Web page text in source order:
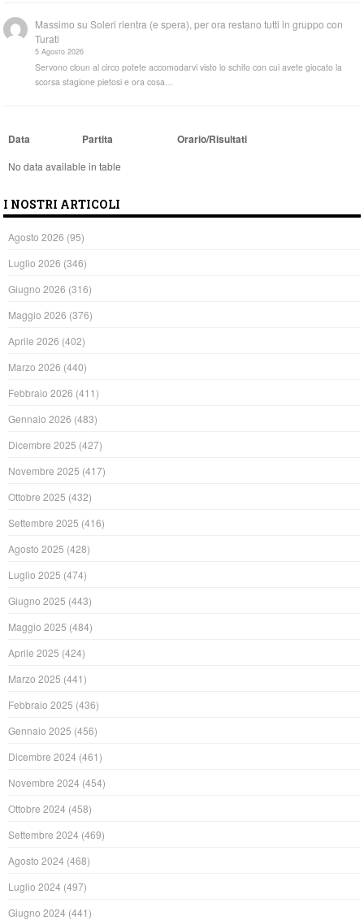
Massimo suSoleri rientra (e spera), per ora restano tutti in gruppo con
Turati
5 Agosto 2026
Servono cloun al circo potete accomodarvi visto lo schifo con cui avete giocato la
scorsa stagione pietosi e ora cosa…
Data Partita Orario/Risultati
No data available in table
I NOSTRI ARTICOLI
Agosto 2026 (95)
Luglio 2026 (346)
Giugno 2026 (316)
Maggio 2026 (376)
Aprile 2026 (402)
Marzo 2026 (440)
Febbraio 2026 (411)
Gennaio 2026 (483)
Dicembre 2025 (427)
Novembre 2025 (417)
Ottobre 2025 (432)
Settembre 2025 (416)
Agosto 2025 (428)
Luglio 2025 (474)
Giugno 2025 (443)
Maggio 2025 (484)
Aprile 2025 (424)
Marzo 2025 (441)
Febbraio 2025 (436)
Gennaio 2025 (456)
Dicembre 2024 (461)
Novembre 2024 (454)
Ottobre 2024 (458)
Settembre 2024 (469)
Agosto 2024 (468)
Luglio 2024 (497)
Giugno 2024 (441)